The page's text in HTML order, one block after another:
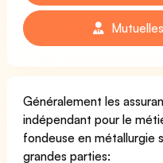
Généralement les
indépendant pour le
fondeuse en métallurgie
grandes parties: